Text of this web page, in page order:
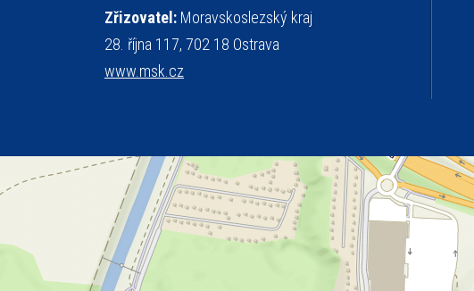
zeměpis základy společenských věd
zápas řeckořímský úřední deska
český jazyk
Zřizovatel: Moravskoslezský kraj
28. října 117, 702 18 Ostrava
www.msk.cz